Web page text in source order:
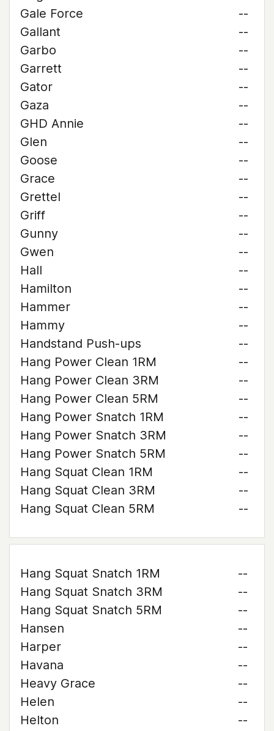
Gale Force
--
Gallant
--
Garbo
--
Garrett
--
Gator
--
Gaza
--
GHD Annie
--
Glen
--
Goose
--
Grace
--
Grettel
--
Griff
--
Gunny
--
Gwen
--
Hall
--
Hamilton
--
Hammer
--
Hammy
--
Handstand Push-ups
--
Hang Power Clean 1RM
--
Hang Power Clean 3RM
--
Hang Power Clean 5RM
--
Hang Power Snatch 1RM
--
Hang Power Snatch 3RM
--
Hang Power Snatch 5RM
--
Hang Squat Clean 1RM
--
Hang Squat Clean 3RM
--
Hang Squat Clean 5RM
--
Hang Squat Snatch 1RM
--
Hang Squat Snatch 3RM
--
Hang Squat Snatch 5RM
--
Hansen
--
Harper
--
Havana
--
Heavy Grace
--
Helen
--
Helton
--